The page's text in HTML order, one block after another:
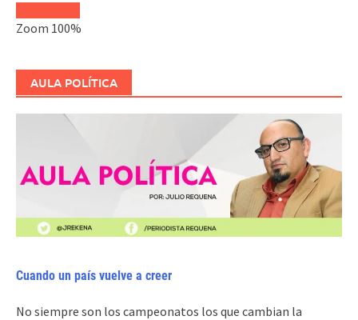
Zoom 100%
AULA POLÍTICA
Cuando un país vuelve a creer
No siempre son los campeonatos los que cambian la